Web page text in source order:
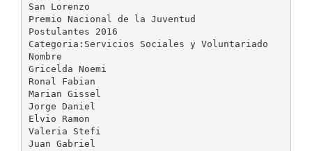
San Lorenzo
Premio Nacional de la Juventud
Postulantes 2016
Categoria:Servicios Sociales y Voluntariado
Nombre
Gricelda Noemi
Ronal Fabian
Marian Gissel
Jorge Daniel
Elvio Ramon
Valeria Stefi
Juan Gabriel